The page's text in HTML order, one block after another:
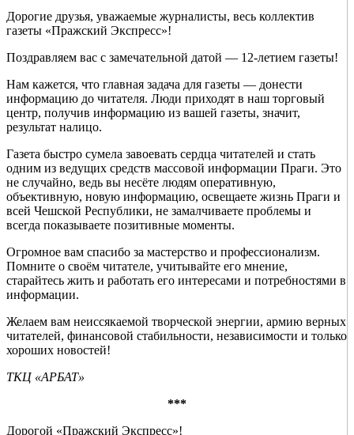
Дорогие друзья, уважаемые журналисты, весь коллектив
газеты «Пражский Экспресс»!
Поздравляем вас с замечательной датой — 12-летием газеты!
Нам кажется, что главная задача для газеты — донести
информацию до читателя. Люди приходят в наш торговый
центр, получив информацию из вашей газеты, значит,
результат налицо.
Газета быстро сумела завоевать сердца читателей и стать
одним из ведущих средств массовой информации Праги. Это
не случайно, ведь вы несёте людям оперативную,
объективную, новую информацию, освещаете жизнь Праги и
всей Чешской Республики, не замалчиваете проблемы и
всегда показываете позитивные моменты.
Огромное вам спасибо за мастерство и профессионализм.
Помните о своём читателе, учитывайте его мнение,
старайтесь жить и работать его интересами и потребностями в
информации.
Желаем вам неиссякаемой творческой энергии, армию верных
читателей, финансовой стабильности, независимости и только
хороших новостей!
ТКЦ «АРБАТ»
***
Дорогой «Пражский Экспресс»!